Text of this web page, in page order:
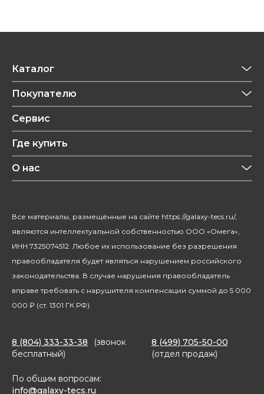
Каталог
Приготовление напитков
Техника для кухни
Уход за волосами
Красота и здоровье
Уход за домом
Посуда
Покупателю
Обзоры
Рецепты
Сервис
Где купить
О нас
Благотворительность
Все материалы, размещённые на сайте https://galaxy-tecs.ru/,
являются интеллектуальной собственностью ООО «Омега»,
ИНН 7325074512. Любое их использование без разрешения
правообладателя будет являться нарушением российского
законодательства. В случае нарушения правообладатель
вправе требовать с нарушителя компенсации суммой до 5 000
000 ₽ (ст. 1301 ГК РФ).
8 (804) 333-33-38
(звонок
бесплатный)
8 (499) 705-50-00
(отдел продаж)
По общим вопросам:
info@galaxy-tecs.ru